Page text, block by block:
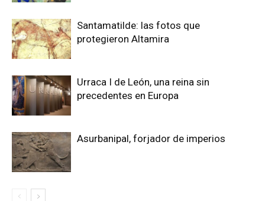
Santamatilde: las fotos que
protegieron Altamira
Urraca I de León, una reina sin
precedentes en Europa
Asurbanipal, forjador de imperios